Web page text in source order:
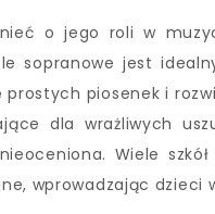
o jego roli w
sopranowe jest
prostych piosenek i
dla wrażliwych
Wiele
wprowadzając dzieci